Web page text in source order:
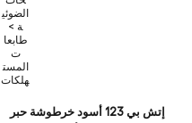
الضوئي
ة >
طابعا
ت
المست
هلكات
إتش بي 123 أسود خرطوشة حبر